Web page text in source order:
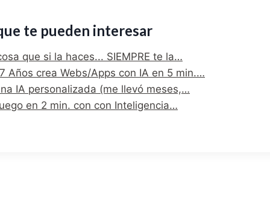
te pueden interesar
que si la haces... SIEMPRE te la…
Años crea Webs/Apps con IA en 5 min.…
IA personalizada (me llevó meses,…
en 2 min. con con Inteligencia…